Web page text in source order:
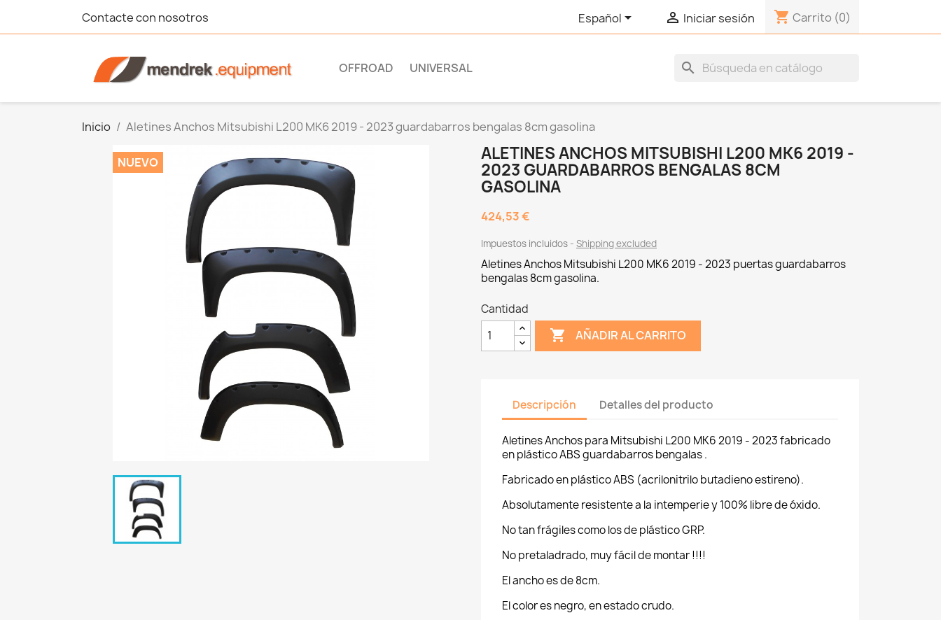
Contacte con nosotros Español  Iniciar sesión shopping_cart Carrito (0)
OFFROAD UNIVERSAL search
Inicio Aletines Anchos Mitsubishi L200 MK6 2019 - 2023 guardabarros bengalas 8cm gasolina
NUEVO
ALETINES ANCHOS MITSUBISHI L200 MK6 2019 -
2023 GUARDABARROS BENGALAS 8CM
GASOLINA
424,53 €
Impuestos incluidos Shipping excluded
Aletines AnchosMitsubishi L200 MK6 2019 - 2023 puertas guardabarros
bengalas 8cm gasolina.
Cantidad
 AÑADIR AL CARRITO
Descripción Detalles del producto
Aletines Anchos para Mitsubishi L200 MK6 2019 - 2023 fabricado
en plástico ABS guardabarros bengalas .
Fabricado en plástico ABS (acrilonitrilo butadieno estireno).
Absolutamente resistente a la intemperie y 100% libre de óxido.
No tan frágiles como los de plástico GRP.
No pretaladrado, muy fácil de montar !!!!
El ancho es de 8cm.
El color es negro, en estado crudo.